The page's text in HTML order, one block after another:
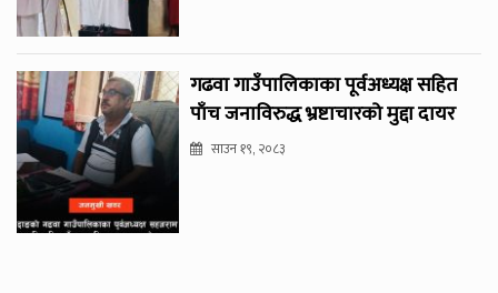
गढवा गाउँपालिकाका पूर्वअध्यक्ष सहित
पाँच जनाविरुद्ध भ्रष्टाचारको मुद्दा दायर
साउन १९, २०८३